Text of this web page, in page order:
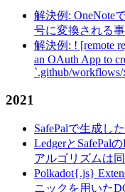
解決例: OneNote
号に変換される
解決例: ! [remote
an OAuth App to
`.github/
2021
SafePalで生成し
LedgerとSafePal
アルゴリズムは
Polkadot{.js}
ニックを用いた